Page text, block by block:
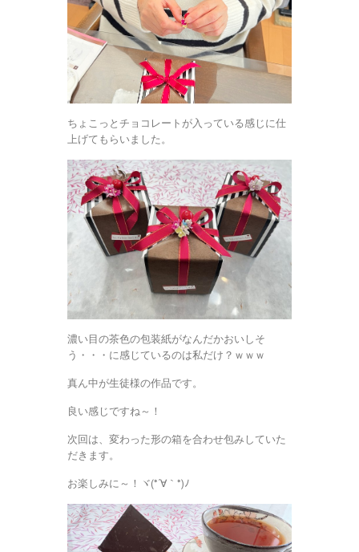
ちょこっとチョコレートが入っている感じに仕
上げてもらいました。
濃い目の茶色の包装紙がなんだかおいしそ
う・・・に感じているのは私だけ？ｗｗｗ
真ん中が生徒様の作品です。
良い感じですね～！
次回は、変わった形の箱を合わせ包みしていた
だきます。
お楽しみに～！ヾ(*´∀｀*)ﾉ